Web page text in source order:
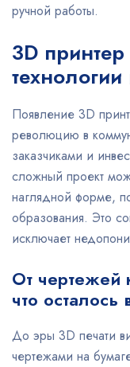
ручной работы.
3D
Появление 3D
революцию в
заказчиками и
сложный проект
наглядной форме,
образования. Это
исключает
От чертежей
что
До эры 3D печати
чертежами на